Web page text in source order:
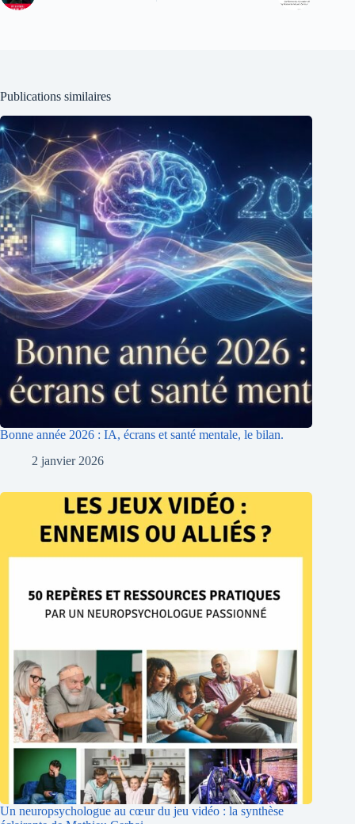
Publications similaires
Bonne année 2026 : IA, écrans et santé mentale, le bilan.
2 janvier 2026
Un neuropsychologue au cœur du jeu vidéo : la synthèse